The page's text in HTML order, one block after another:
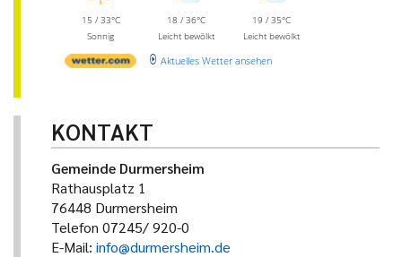
15 / 33°C
Sonnig
18 / 36°C
Leicht bewölkt
19 / 35°C
Leicht bewölkt
Aktuelles Wetter ansehen
KONTAKT
Gemeinde Durmersheim
Rathausplatz 1
76448 Durmersheim
Telefon 07245/ 920-0
E-Mail: info@durmersheim.de